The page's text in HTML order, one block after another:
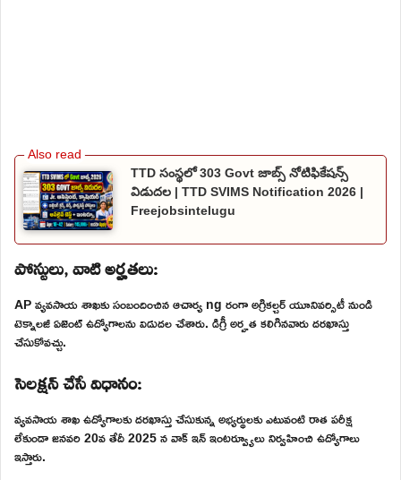
TTD సంస్థలో 303 Govt జాబ్స్ నోటిఫికేషన్స్
విడుదల | TTD SVIMS Notification 2026 |
Freejobsintelugu
పోస్టులు, వాటి అర్హతలు:
AP వ్యవసాయ శాఖకు సంబందించిన ఆచార్య ng రంగా అగ్రికల్చర్ యూనివర్సిటీ నుండి
టెక్నాలజీ ఏజెంట్ ఉద్యోగాలను విడుదల చేశారు. డిగ్రీ అర్హత కలిగినవారు దరఖాస్తు
చేసుకోవచ్చు.
సెలక్షన్ చేసే విధానం:
వ్యవసాయ శాఖ ఉద్యోగాలకు దరఖాస్తు చేసుకున్న అభ్యర్థులకు ఎటువంటి రాత పరీక్ష
లేకుండా జనవరి 20వ తేదీ 2025 న వాక్ ఇన్ ఇంటర్వ్యూలు నిర్వహించి ఉద్యోగాలు
ఇస్తారు.